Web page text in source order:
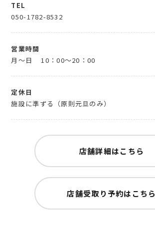
TEL
050-1782-8532
営業時間
月～日
10：00～20：00
定休日
施設に準ずる（原則元旦のみ）
店舗詳細はこちら
店舗受取り予約はこちら